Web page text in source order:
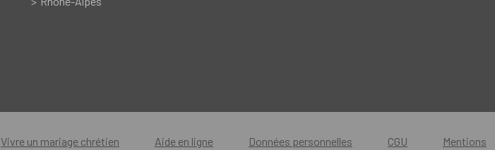
Vivre un mariage chrétien Aide en ligne Données personnelles CGU Mentions